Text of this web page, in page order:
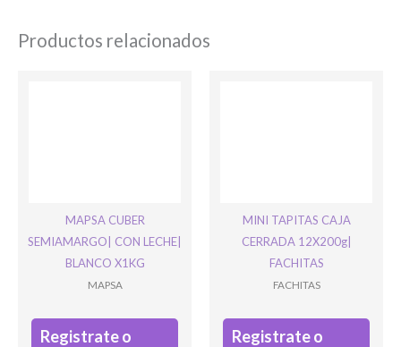
Productos relacionados
MAPSA CUBER
SEMIAMARGO| CON LECHE|
BLANCO X1KG
MAPSA
Registrate o
MINI TAPITAS CAJA
CERRADA 12X200g|
FACHITAS
FACHITAS
Registrate o